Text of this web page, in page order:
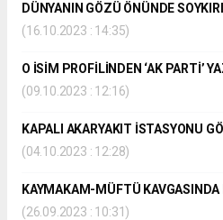
DÜNYANIN GÖZÜ ÖNÜNDE
(16.10.2023 : 14:35)
O İSİM PROFİLİNDEN ‘AK PARTİ’
(09.10.2023 : 12:16)
KAPALI AKARYAKIT İSTASYONU
(04.10.2023 : 12:28)
KAYMAKAM-MÜFTÜ
(26.09.2023 : 10:31)